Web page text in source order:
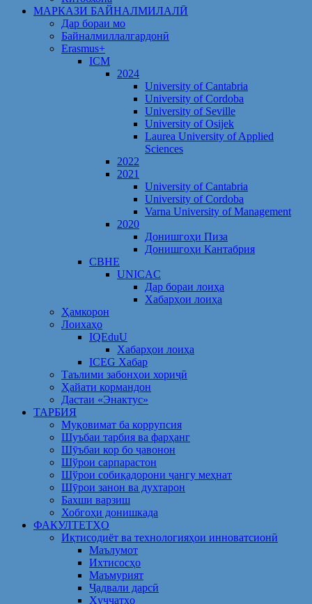
МАРКАЗИ БАЙНАЛМИЛАЛӢ
Дар бораи мо
Байналмиллалгардонӣ
Erasmus+
ICM
2024
University of Cantabria
University of Cordoba
University of Seville
University of Osijek
Laurea University of Applied
Sciences
2022
2021
University of Cantabria
University of Cordoba
Varna University of Management
2020
Донишгоҳи Пиза
Донишгоҳи Кантабрия
CBHE
UNICAC
Дар бораи лоиҳа
Хабарҳои лоиҳа
Ҳамкорон
Лоихаҳо
IQEduU
Хабарҳои лоиҳа
ICEG Хабар
Таълими забонҳои хориҷӣ
Ҳайати кормандон
Дастаи «Энактус»
ТАРБИЯ
Муқовимат ба коррупсия
Шуъбаи тарбия ва фарҳанг
Шӯъбаи кор бо ҷавонон
Шўрои сарпарастон
Шўрои собиқадорони ҷангу меҳнат
Шӯрои занон ва духтарон
Бахши варзиш
Хобгоҳи донишкада
ФАКУЛТЕТҲО
Иқтисодиёт ва технологияҳои инноватсионӣ
Маълумот
Ихтисосҳо
Маъмурият
Ҷадвали дарсӣ
Ҳуҷҷатҳо